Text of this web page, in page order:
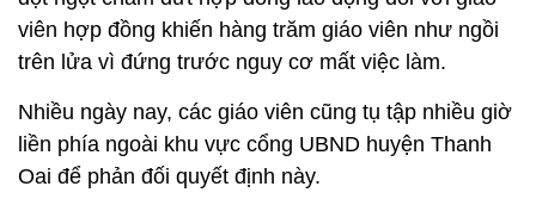
viên hợp đồng khiến hàng trăm giáo viên như ngồi
trên lửa vì đứng trước nguy cơ mất việc làm.
Nhiều ngày nay, các giáo viên cũng tụ tập nhiều giờ
liền phía ngoài khu vực cổng UBND huyện Thanh
Oai để phản đối quyết định này.